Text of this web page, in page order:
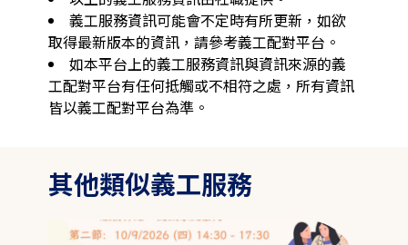
義工服務資訊可能會不定時有所更新，如欲
取得最新版本的資訊，請參考義工配對平台。
如本平台上的義工服務資訊與資訊來源的義
工配對平台有任何抵觸或不相符之處，所有資訊
皆以義工配對平台為準。
其他類似義工服務